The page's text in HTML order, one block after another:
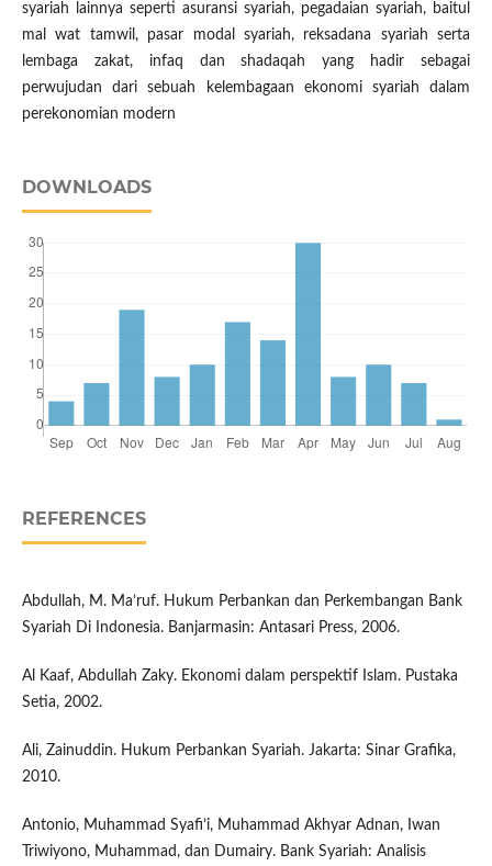
syariah lainnya seperti asuransi syariah, pegadaian syariah, baitul
mal wat tamwil, pasar modal syariah, reksadana syariah serta
lembaga zakat, infaq dan shadaqah yang hadir sebagai
perwujudan dari sebuah kelembagaan ekonomi syariah dalam
perekonomian modern
DOWNLOADS
REFERENCES
Abdullah, M. Ma’ruf. Hukum Perbankan dan Perkembangan Bank
Syariah Di Indonesia. Banjarmasin: Antasari Press, 2006.
Al Kaaf, Abdullah Zaky. Ekonomi dalam perspektif Islam. Pustaka
Setia, 2002.
Ali, Zainuddin. Hukum Perbankan Syariah. Jakarta: Sinar Grafika,
2010.
Antonio, Muhammad Syafi’i, Muhammad Akhyar Adnan, Iwan
Triwiyono, Muhammad, dan Dumairy. Bank Syariah: Analisis